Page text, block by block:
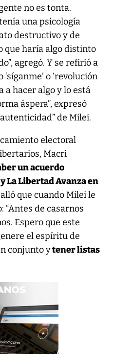
no es tonta.
una psicología
destructivo y de
que haría algo distinto
agregó. Y se refirió a
o ‘revolución
a hacer algo y lo está
áspera”, expresó
de Milei.
electoral
Macri
un acuerdo
La Libertad Avanza en
que cuando Milei le
“Antes de casarnos
Espero que este
el espíritu de
conjunto ytener listas